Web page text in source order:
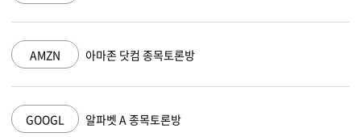
AMZN 아마존 닷컴 종목토론방
GOOGL 알파벳 A 종목토론방